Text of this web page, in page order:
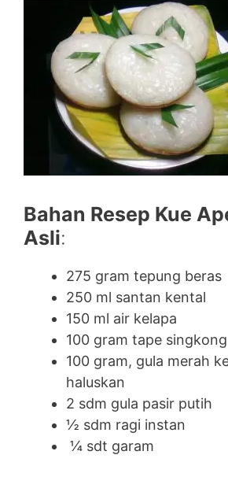
Bahan Resep Kue
Asli:
275 gram tepung beras
250 ml santan kental
150 ml air kelapa
100 gram tape singkong
100 gram, gula merah
haluskan
2 sdm gula pasir putih
½ sdm ragi instan
¼ sdt garam